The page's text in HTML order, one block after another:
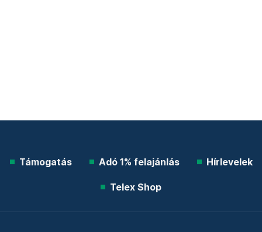
Támogatás Adó 1% felajánlás Hírlevelek
Telex Shop